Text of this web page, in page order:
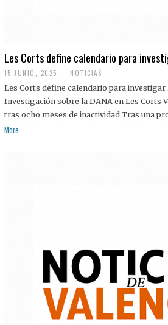
Les Corts define calendario para
15 JUNIO, 2025 NOTICIAS
Les Corts define calendario para investigar
Investigación sobre la DANA en Les Corts
tras ocho meses de inactividad Tras una
More